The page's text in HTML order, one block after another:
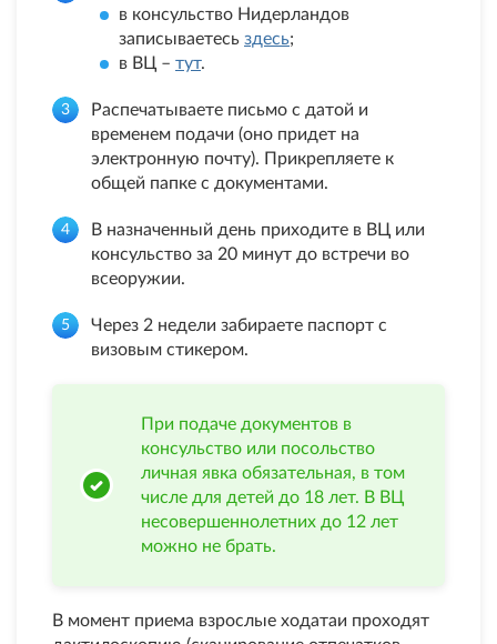
в консульство Нидерландов
записываетесь здесь;
в ВЦ – тут.
Распечатываете письмо с датой и
временем подачи (оно придет на
электронную почту). Прикрепляете к
общей папке с документами.
В назначенный день приходите в ВЦ или
консульство за 20 минут до встречи во
всеоружии.
Через 2 недели забираете паспорт с
визовым стикером.
При подаче документов в
консульство или посольство
личная явка обязательная, в том
числе для детей до 18 лет. В ВЦ
несовершеннолетних до 12 лет
можно не брать.
В момент приема взрослые ходатаи проходят